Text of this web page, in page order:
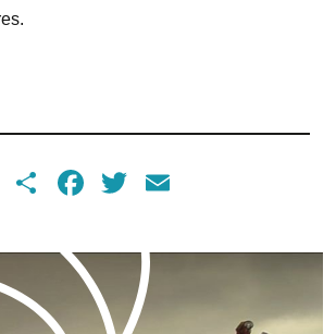
ShareFacebook
Twitter